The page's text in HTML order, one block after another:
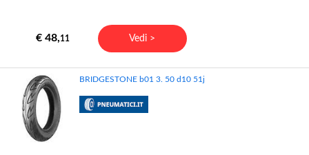
€ 48,11 Vedi >
BRIDGESTONE b01 3. 50 d10 51j